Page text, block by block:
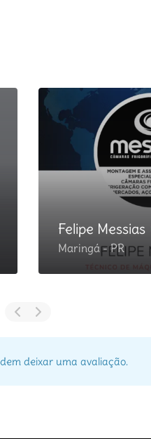
Felipe Messias
Maringá - PR
deixar uma avaliação.